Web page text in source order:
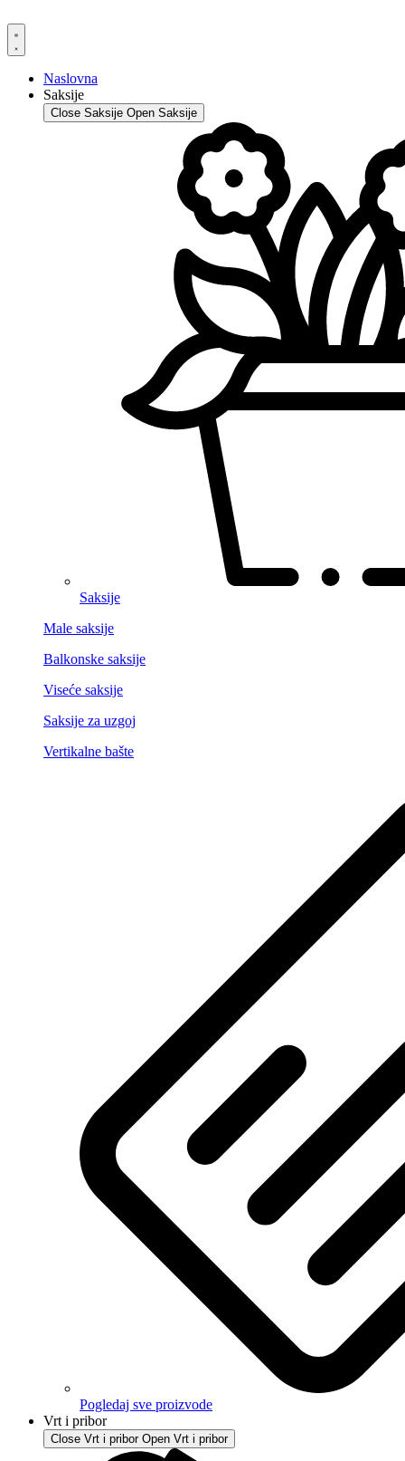
to
content
Naslovna
Saksije
Close Saksije Open Saksije
Saksije
Male saksije
Balkonske saksije
Viseće saksije
Saksije za uzgoj
Vertikalne bašte
Pogledaj sve proizvode
Vrt i pribor
Close Vrt i pribor Open Vrt i pribor